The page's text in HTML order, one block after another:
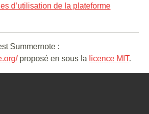
d’utilisation de la plateforme
Summernote :
proposé en sous la licence MIT.